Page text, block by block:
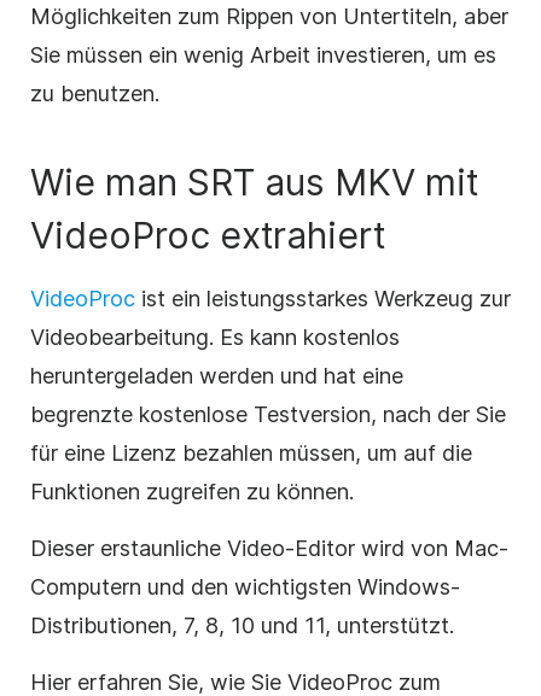
Möglichkeiten zum Rippen von Untertiteln, aber
Sie müssen ein wenig Arbeit investieren, um es
zu benutzen.
Wie man SRT aus MKV mit
VideoProc extrahiert
VideoProc ist ein leistungsstarkes Werkzeug zur
Videobearbeitung. Es kann kostenlos
heruntergeladen werden und hat eine
begrenzte kostenlose Testversion, nach der Sie
für eine Lizenz bezahlen müssen, um auf die
Funktionen zugreifen zu können.
Dieser erstaunliche Video-Editor wird von Mac-
Computern und den wichtigsten Windows-
Distributionen, 7, 8, 10 und 11, unterstützt.
Hier erfahren Sie, wie Sie VideoProc zum